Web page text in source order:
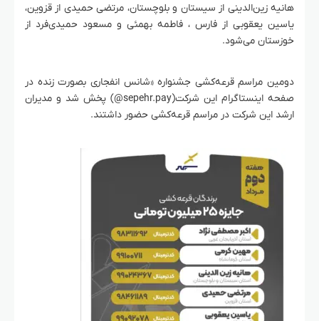
هانیه زین‌الدینی از سیستان و بلوچستان، مرتضی حمیدی از قزوین،
یاسین یعقوبی از فارس ، فاطمه بهمئی و مسعود حمیدی‌فرد از
خوزستان می‌شود.
دومین مراسم قرعه‌کشی جشنواره «شانس انفجاری بصورت زنده در
صفحه اینستاگرام این شرکت(sepehr.pay@) پخش شد و مدیران
ارشد این شرکت در مراسم قرعه‌کشی حضور داشتند.